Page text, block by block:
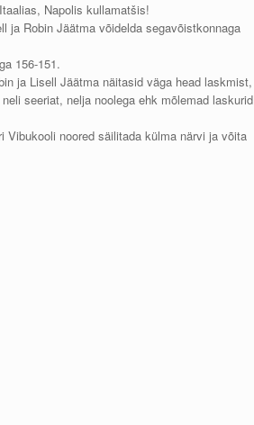
Napolis kullamatšis!
ja Robin Jäätma võidelda segavõistkonnaga
156-151.
ja Lisell Jäätma näitasid väga head laskmist,
seeriat, nelja noolega ehk mõlemad laskurid
noored säilitada külma närvi ja võita